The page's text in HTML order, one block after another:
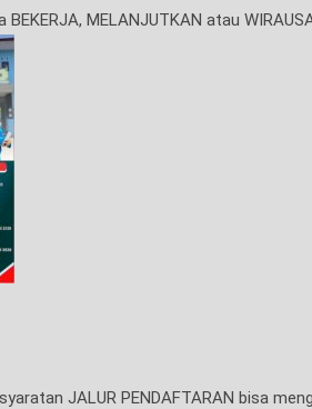
MELANJUTKAN atau
JALUR PENDAFTARAN bisa